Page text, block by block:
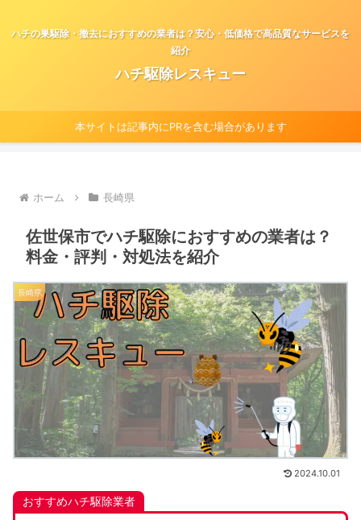
ハチの巣駆除・撤去におすすめの業者は？安心・低価格で高品質なサービスを
紹介
ハチ駆除レスキュー
本サイトは記事内にPRを含む場合があります
ホーム 長崎県
佐世保市でハチ駆除におすすめの業者は？
料金・評判・対処法を紹介
長崎県
2024.10.01
おすすめハチ駆除業者